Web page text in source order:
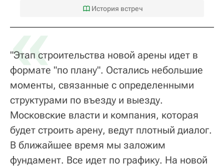
История встреч
«
"Этап строительства новой арены идет в
формате "по плану". Остались небольшие
моменты, связанные с определенными
структурами по въезду и выезду.
Московские власти и компания, которая
будет строить арену, ведут плотный диалог.
В ближайшее время мы заложим
фундамент. Все идет по графику. На новой